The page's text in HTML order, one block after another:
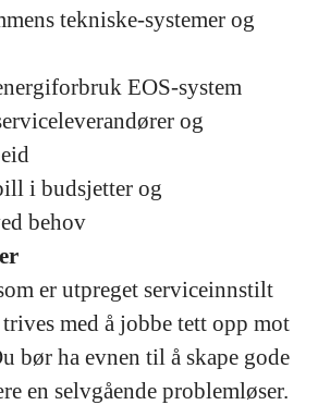
tekniske-systemer og
EOS-system
og
i budsjetter og
behov
er utpreget serviceinnstilt
med å jobbe tett opp mot
bør ha evnen til å skape gode
en selvgående problemløser.